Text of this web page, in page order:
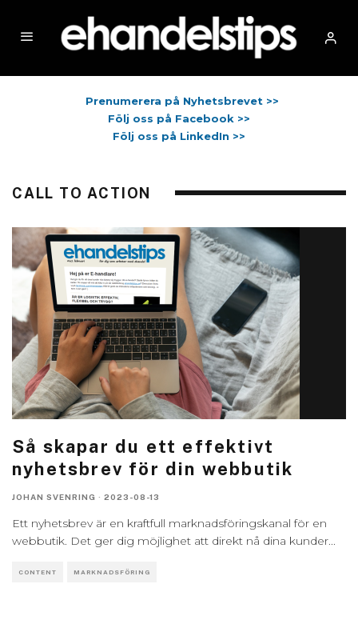
Prenumerera på Nyhetsbrevet >>
Följ oss på Facebook >>
Följ oss på LinkedIn >>
CALL TO ACTION
Så skapar du ett effektivt
nyhetsbrev för din webbutik
JOHAN SVENRING · 2023-08-13
Ett nyhetsbrev är en kraftfull marknadsföringskanal för en
webbutik. Det ger dig möjlighet att direkt nå dina kunder...
CONTENT MARKNADSFÖRING